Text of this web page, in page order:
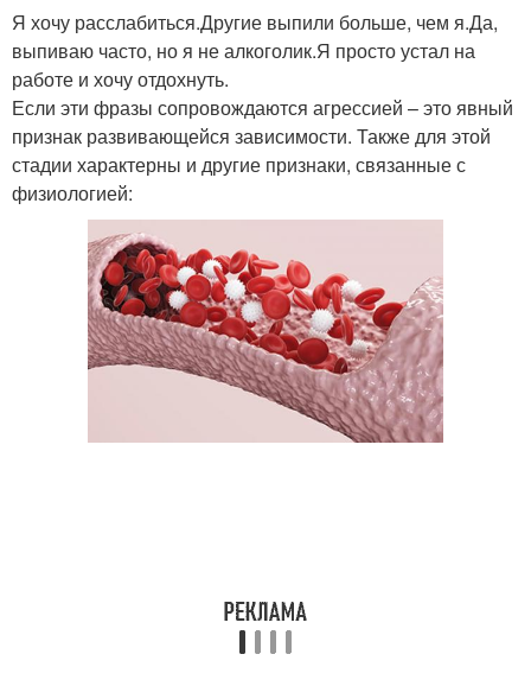
Я хочу расслабиться.Другие выпили больше, чем я.Да,
выпиваю часто, но я не алкоголик.Я просто устал на
работе и хочу отдохнуть.
Если эти фразы сопровождаются агрессией – это явный
признак развивающейся зависимости. Также для этой
стадии характерны и другие признаки, связанные с
физиологией: